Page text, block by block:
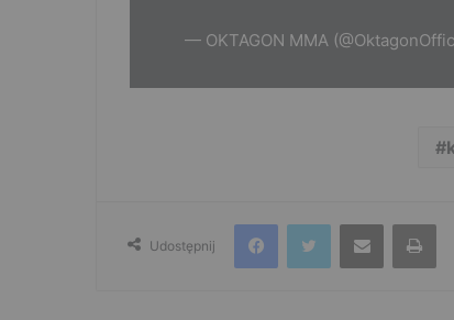
— OKTAGON MMA
Udostępnij
FacebookTwitter Udostępnij przez e-mail